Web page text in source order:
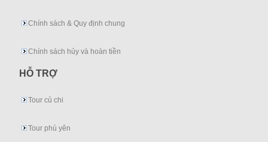
Chính sách & Quy định chung
Chính sách hủy và hoàn tiền
HỖ TRỢ
Tour củ chi
Tour phú yên